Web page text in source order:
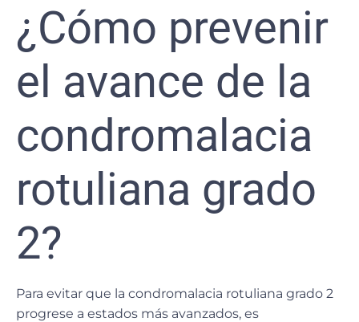
¿Cómo prevenir
el avance de la
condromalacia
rotuliana grado
2?
Para evitar que la condromalacia rotuliana grado 2
progrese a estados más avanzados, es